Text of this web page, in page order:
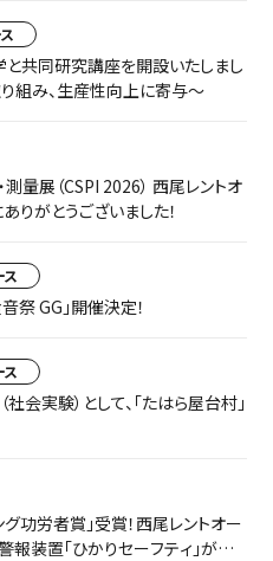
共同研究講座を開設いたしまし
組み、生産性向上に寄与～
量展（CSPI 2026） 西尾レントオ
りがとうございました！
ス
祭 GG」開催決定！
ス
実験）として、「たはら屋台村」
功労者賞」受賞！西尾レントオー
装置「ひかりセーフティ」が中